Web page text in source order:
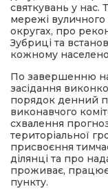
святкувань у
мережі вуличного
округах, про
Зубриці та
кожному
По завершенню
засідання
порядок денний
виконавчого
схвалення
територіальної
присвоєння
ділянці та про
проживає, працює
пункту.